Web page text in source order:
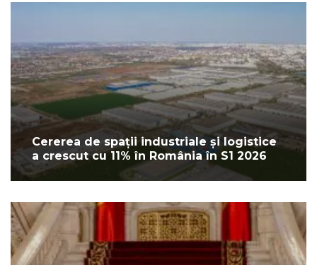
Cererea de spații industriale și logistice
a crescut cu 11% în România în S1 2026